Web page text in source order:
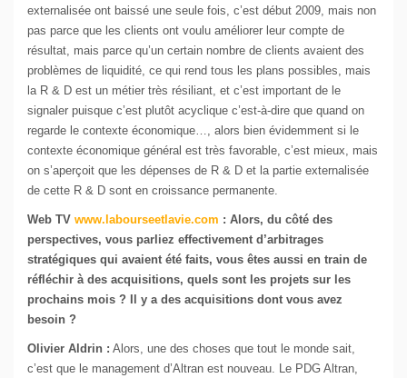
externalisée ont baissé une seule fois, c’est début 2009, mais non
pas parce que les clients ont voulu améliorer leur compte de
résultat, mais parce qu’un certain nombre de clients avaient des
problèmes de liquidité, ce qui rend tous les plans possibles, mais
la R & D est un métier très résiliant, et c’est important de le
signaler puisque c’est plutôt acyclique c’est-à-dire que quand on
regarde le contexte économique…, alors bien évidemment si le
contexte économique général est très favorable, c’est mieux, mais
on s’aperçoit que les dépenses de R & D et la partie externalisée
de cette R & D sont en croissance permanente.
Web TV www.labourseetlavie.com : Alors, du côté des
perspectives, vous parliez effectivement d’arbitrages
stratégiques qui avaient été faits, vous êtes aussi en train de
réfléchir à des acquisitions, quels sont les projets sur les
prochains mois ? Il y a des acquisitions dont vous avez
besoin ?
Olivier Aldrin : Alors, une des choses que tout le monde sait,
c’est que le management d’Altran est nouveau. Le PDG Altran,